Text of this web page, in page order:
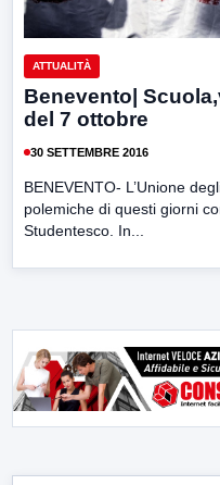
ATTUALITÀ
Benevento|
del 7 ottobre
30 SETTEMBRE 2016
BENEVENTO- L’Unione
polemiche di questi giorni
Studentesco. In...